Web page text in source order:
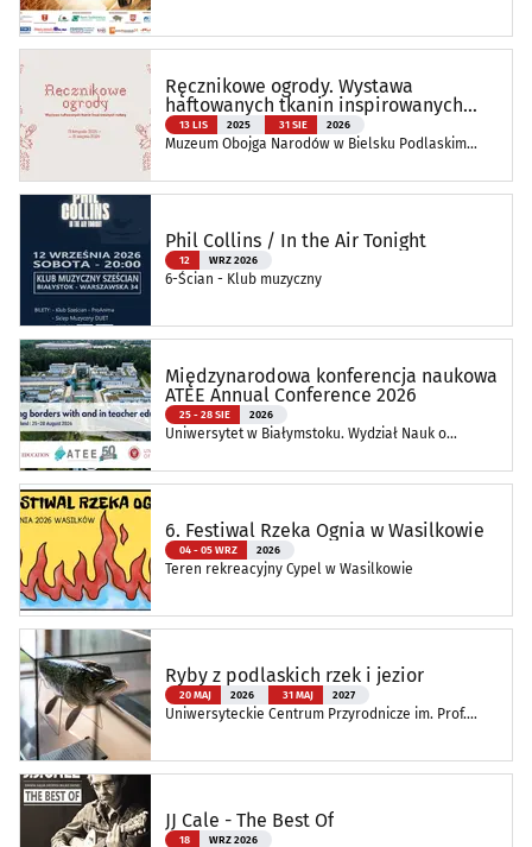
Ręcznikowe ogrody. Wystawa
haftowanych tkanin inspirowanych
naturą
13 LIS 2025 31 SIE 2026
Muzeum Obojga Narodów w Bielsku Podlaskim
Phil Collins / In the Air Tonight
12 WRZ 2026
6-Ścian - Klub muzyczny
Międzynarodowa konferencja naukowa
ATEE Annual Conference 2026
25 - 28 SIE 2026
Uniwersytet w Białymstoku. Wydział Nauk o
6. Festiwal Rzeka Ognia w Wasilkowie
04 - 05 WRZ 2026
Teren rekreacyjny Cypel w Wasilkowie
Ryby z podlaskich rzek i jezior
20 MAJ 2026 31 MAJ 2027
Uniwersyteckie Centrum Przyrodnicze im. Prof.
JJ Cale - The Best Of
18 WRZ 2026